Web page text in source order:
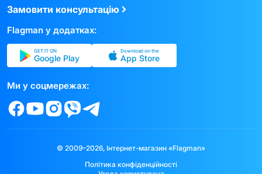
Замовити консультацію
Flagman у додатках:
GET IT ON
Google Play
Download on the
App Store
Ми у соцмережах:
© 2009–2026, Інтернет-магазин «Flagman»
Політика конфіденційності